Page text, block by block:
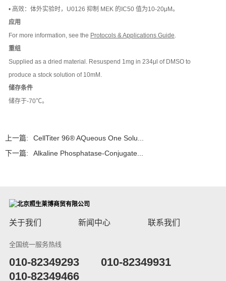
• 高效：体外实验时，U0126 抑制 MEK 的IC50 值为10-20μM。
应用
For more information, see the Protocols & Applications Guide.
重组
Supplied as a dried material. Resuspend 1mg in 234μl of DMSO to
produce a stock solution of 10mM.
储存条件
储存于-70℃。
上一篇:
CellTiter 96® AQueous One Solu...
下一篇:
Alkaline Phosphatase-Conjugate...
关于我们 新闻中心 联系我们
全国统一服务热线
​010-82349293
010-82349931
010-82349466